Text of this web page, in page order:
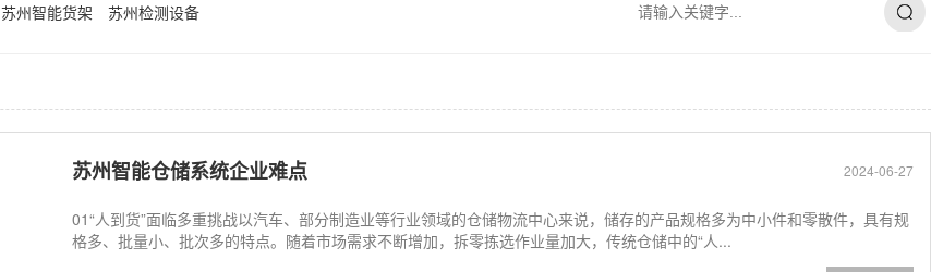
苏州智能货架 苏州检测设备
2024-06-27
苏州智能仓储系统企业难点
01“人到货”面临多重挑战以汽车、部分制造业等行业领域的仓储物流中心来说，储存的产品规格多为中小件和零散件，具有规
格多、批量小、批次多的特点。随着市场需求不断增加，拆零拣选作业量加大，传统仓储中的“人...